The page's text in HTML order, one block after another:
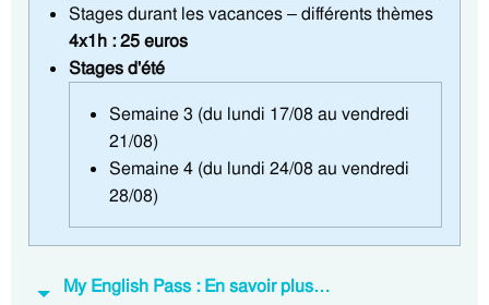
Stages durant les vacances – différents thèmes
4x1h : 25 euros
Stages d'été
Semaine 3 (du lundi 17/08 au vendredi
21/08)
Semaine 4 (du lundi 24/08 au vendredi
28/08)
My English Pass : En savoir plus…